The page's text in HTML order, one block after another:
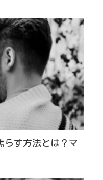
らす方法とは？マ